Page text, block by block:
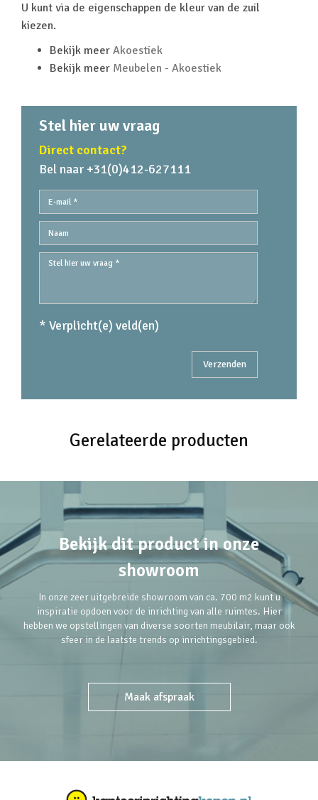
U kunt via de eigenschappen de kleur van de zuil
kiezen.
Bekijk meer Akoestiek
Bekijk meer Meubelen - Akoestiek
Stel hier uw vraag
Direct contact?
Bel naar +31(0)412-627111
* Verplicht(e) veld(en)
Gerelateerde producten
Bekijk dit product in onze
showroom
In onze zeer uitgebreide showroom van ca. 700 m2 kunt u
inspiratie opdoen voor de inrichting van alle ruimtes. Hier
hebben we opstellingen van diverse soorten meubilair, maar ook
sfeer in de laatste trends op inrichtingsgebied.
Maak afspraak